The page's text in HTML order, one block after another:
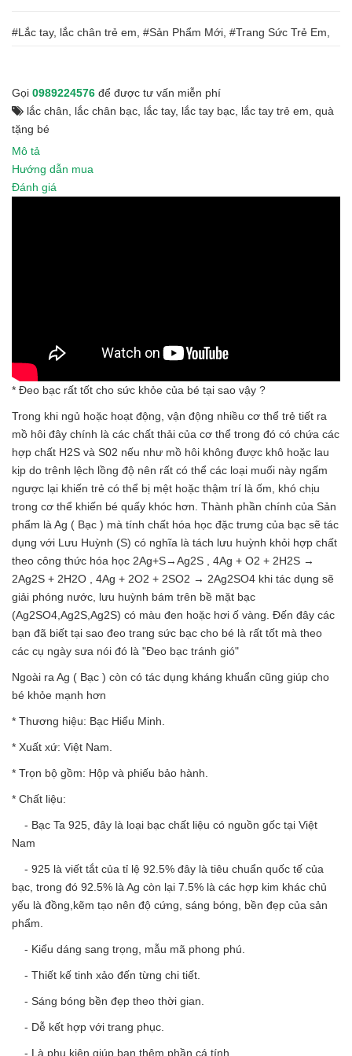
#Lắc tay, lắc chân trẻ em, #Sản Phẩm Mới, #Trang Sức Trẻ Em,
Gọi 0989224576 để được tư vấn miễn phí
lắc chân
lắc chân bạc lắc tay, lắc tay bạc lắc tay trẻ em quà
tặng bé
Mô tả
Hướng dẫn mua
Đánh giá
* Đeo bạc rất tốt cho sức khỏe của bé tại sao vậy ?
Trong khi ngủ hoặc hoạt động, vận động nhiều cơ thể trẻ tiết ra
mồ hôi đây chính là các chất thải của cơ thể trong đó có chứa các
hợp chất H2S và S02 nếu như mồ hôi không được khô hoặc lau
kịp do trênh lệch lồng độ nên rất có thể các loại muối này ngấm
ngược lại khiến trẻ có thể bị mệt hoặc thậm trí là ốm, khó chịu
trong cơ thể khiến bé quấy khóc hơn. Thành phần chính của Sản
phẩm là Ag ( Bạc ) mà tính chất hóa học đặc trưng của bạc sẽ tác
dụng với Lưu Huỳnh (S) có nghĩa là tách lưu huỳnh khỏi hợp chất
theo công thức hóa học 2Ag+S→Ag2S , 4Ag + O2 + 2H2S →
2Ag2S + 2H2O , 4Ag + 2O2 + 2SO2 → 2Ag2SO4 khi tác dụng sẽ
giải phóng nước, lưu huỳnh bám trên bề mặt bạc
(Ag2SO4,Ag2S,Ag2S) có màu đen hoặc hơi ố vàng. Đến đây các
bạn đã biết tại sao đeo trang sức bạc cho bé là rất tốt mà theo
các cụ ngày sưa nói đó là "Đeo bạc tránh gió"
Ngoài ra Ag ( Bạc ) còn có tác dụng kháng khuẩn cũng giúp cho
bé khỏe mạnh hơn
* Thương hiệu: Bạc Hiểu Minh.
* Xuất xứ: Việt Nam.
* Trọn bộ gồm: Hộp và phiếu bảo hành.
* Chất liệu:
- Bạc Ta 925, đây là loại bạc chất liệu có nguồn gốc tại Việt
Nam
- 925 là viết tắt của tỉ lệ 92.5% đây là tiêu chuẩn quốc tế của
bạc, trong đó 92.5% là Ag còn lại 7.5% là các hợp kim khác chủ
yếu là đồng,kẽm tạo nên độ cứng, sáng bóng, bền đẹp của sản
phẩm.
- Kiểu dáng sang trọng, mẫu mã phong phú.
- Thiết kế tinh xảo đến từng chi tiết.
- Sáng bóng bền đẹp theo thời gian.
- Dễ kết hợp với trang phục.
- Là phụ kiện giúp bạn thêm phần cá tính.